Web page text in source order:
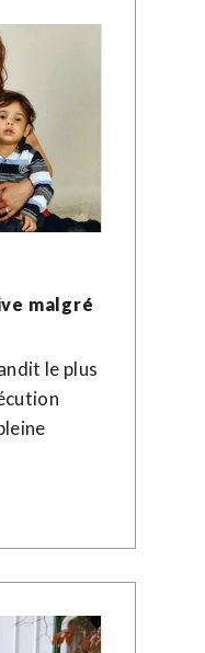
malgré
le plus